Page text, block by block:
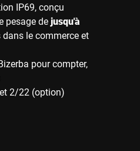
IP69, conçu
pesage dejusqu'à
le commerce et
pour compter,
2/22 (option)